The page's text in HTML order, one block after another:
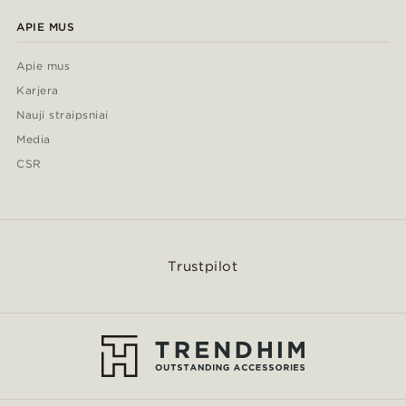
APIE MUS
Apie mus
Karjera
Nauji straipsniai
Media
CSR
Trustpilot